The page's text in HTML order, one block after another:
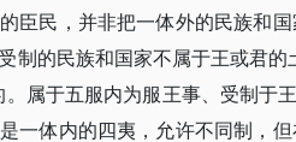
臣民，并非把一体外的民族和
制的民族和国家不属于王或君
属于五服内为服王事、受制于
一体内的四夷，允许不同制，